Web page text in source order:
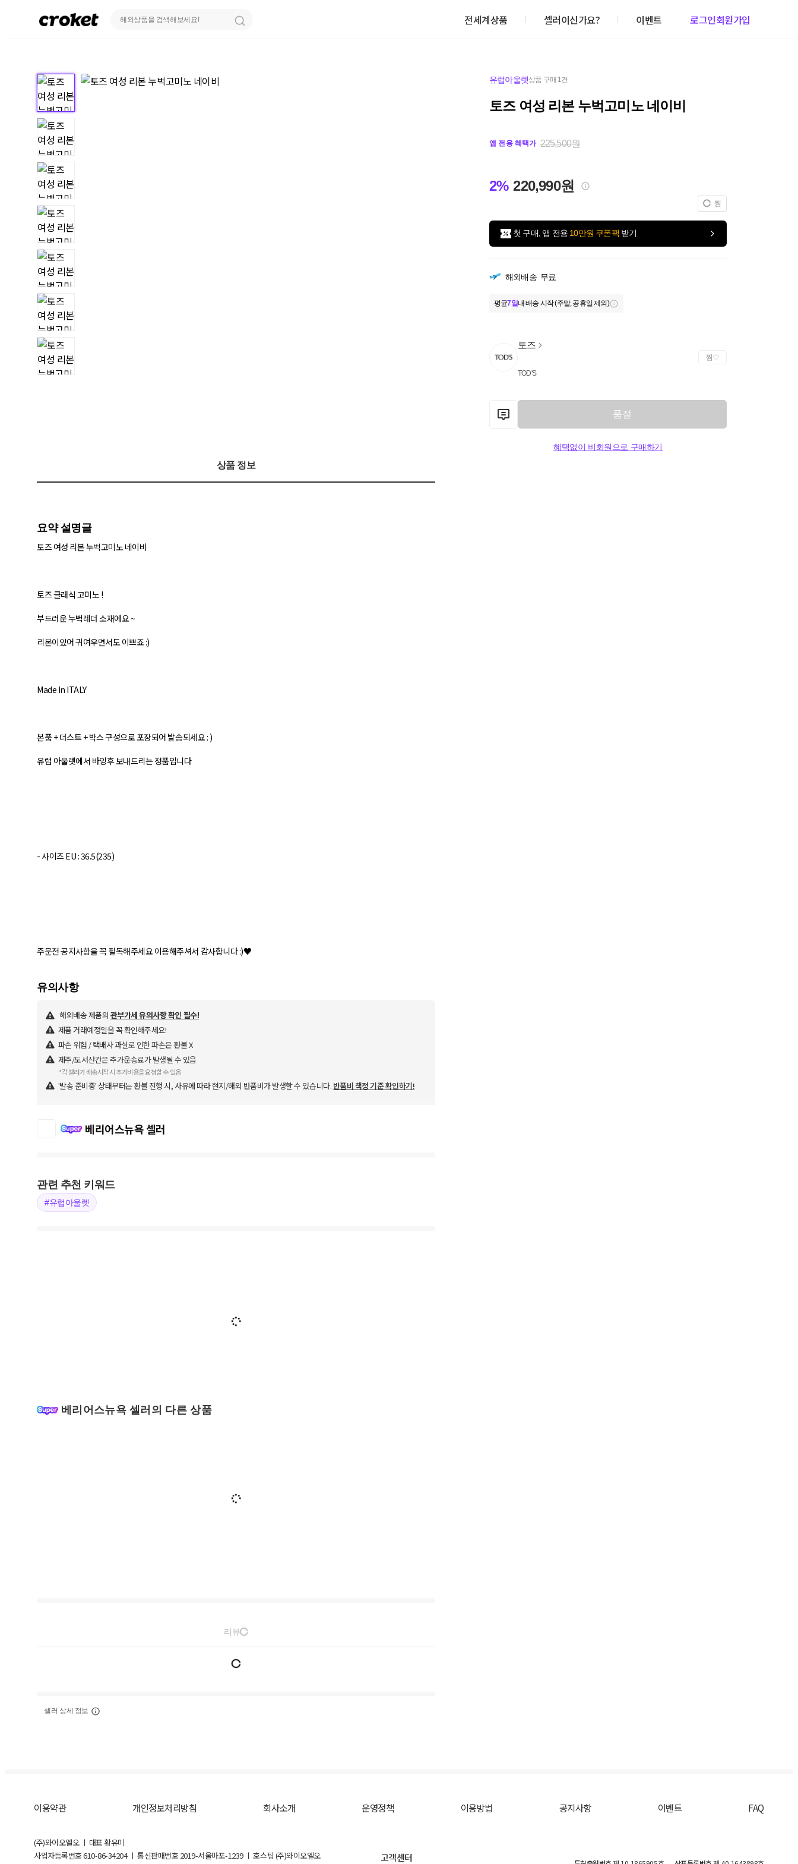
전세계상품 셀러이신가요? 이벤트 로그인회원가입
유럽아울렛상품 구매 1건
토즈 여성 리본 누벅고미노 네이비
앱 전용 혜택가 225,500원
2% 220,990원
찜
첫 구매, 앱 전용 10만원 쿠폰팩 받기
해외배송 무료
평균7일내 배송 시작 (주말, 공휴일 제외)
토즈
TOD'S
찜
품절
혜택없이 비회원으로 구매하기
상품 정보
요약 설명글
토즈 여성 리본 누벅고미노 네이비
토즈 클래식 고미노 !
부드러운 누벅레더 소재에요 ~
리본이있어 귀여우면서도 이쁘죠 :)
Made In ITALY
본품 + 더스트 + 박스 구성으로 포장되어 발송되세요 : )
유럽 아울렛에서 바잉후 보내드리는 정품입니다
- 사이즈 EU : 36.5(235)
유의사항
해외배송 제품의 관부가세 유의사항 확인 필수!
제품 거래예정일을 꼭 확인해주세요!
파손 위험 / 택배사 과실로 인한 파손은 환불 X
제주/도서산간은 추가운송료가 발생될 수 있음
*각 셀러가 배송시작 시 추가비용을 요청할 수 있음
'발송 준비중' 상태부터는 환불 진행 시, 사유에 따라 현지/해외 반품비가 발생할 수 있습니다. 반품비 책정 기준 확인하기!
베리어스뉴욕 셀러
관련 추천 키워드
#유럽아울렛
베리어스뉴욕 셀러의 다른 상품
리뷰
셀러 상세 정보
이용약관 개인정보처리방침 회사소개 운영정책 이용방법 공지사항 이벤트 FAQ
(주)와이오엘오 ㅣ 대표 황유미
사업자등록번호610-86-34204ㅣ 통신판매번호 2019-서울마포-1239 ㅣ 호스팅 (주)와이오엘오
고객센터